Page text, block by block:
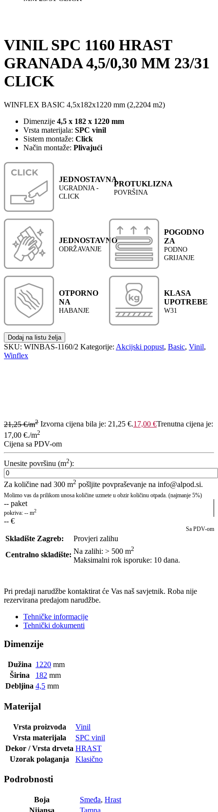
VINIL SPC 1160 HRAST
GRANADA 4,5/0,30 MM 23/31
CLICK
WINFLEX BASIC 4,5x182x1220 mm (2,2204 m2)
Dimenzije 4,5 x 182 x 1220 mm
Vrsta materijala: SPC vinil
Sistem montaže: Click
Način montaže: Plivajući
JEDNOSTAVNA
UGRADNJA -
CLICK
PROTUKLIZNA
POVRŠINA
JEDNOSTAVNO
ODRŽAVANJE
POGODNO
ZA
PODNO
GRIJANJE
OTPORNO
NA
HABANJE
KLASA
UPOTREBE
W31
Dodaj na listu želja
SKU: WINBAS-1160/2 Kategorije: Akcijski popust, Basic, Vinil,
Winflex
21,25€/m2 Izvorna cijena bila je: 21,25 €.17,00 €Trenutna cijena je:
17,00 €./m2
Cijena sa PDV-om
Unesite površinu (m2):
Za količine nad 300 m2 pošljite povpraševanje na info@alpod.si.
Molimo vas da prilikom unosa količine uzmete u obzir količinu otpada. (najmanje 5%)
-- paket
pokriva: -- m2
-- €
Sa PDV-om
Skladište Zagreb:
Provjeri zalihu
Centralno skladište: Na zalihi: > 500 m2
Maksimalni rok isporuke: 10 dana.
Pri predaji narudžbe kontaktirat će Vas naš savjetnik. Roba nije
rezervirana predajom narudžbe.
Tehničke informacije
Tehnički dokumenti
Dimenzije
Dužina 1220 mm
Širina
182 mm
Debljina 4,5 mm
Materijal
Vrsta proizvoda
Vinil
Vrsta materijala
SPC vinil
Dekor / Vrsta drveta HRAST
Uzorak polaganja
Klasično
Podrobnosti
Boja Smeđa, Hrast
Nijansa
Tamna